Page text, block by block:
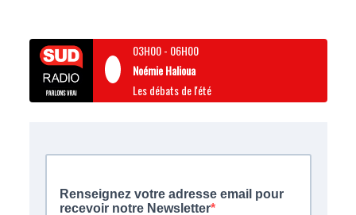
03H00- 06H00
Noémie Halioua
Les débats de l'été